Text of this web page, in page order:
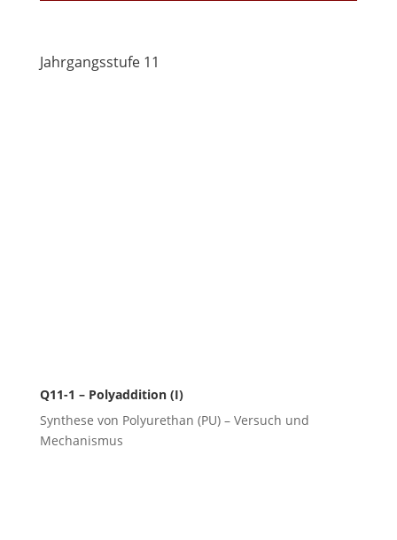
Jahrgangsstufe 11
Q11-1 – Polyaddition (I)
Synthese von Polyurethan (PU) – Versuch und
Mechanismus